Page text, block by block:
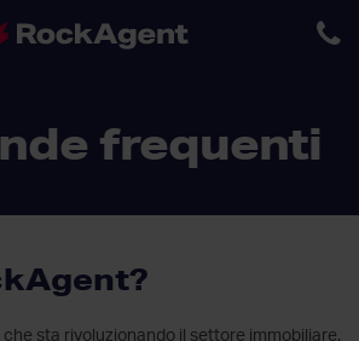
frequenti
che sta rivoluzionando il settore immobiliare.